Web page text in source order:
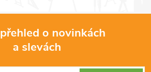
o novinkách
a slevách